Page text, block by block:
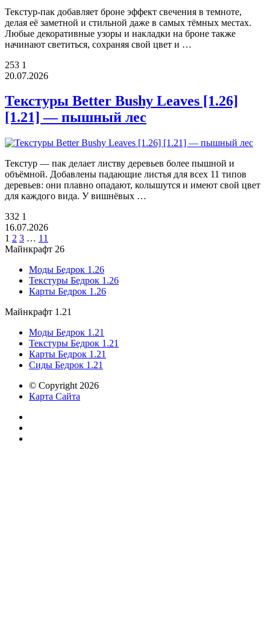
Текстур-пак добавляет броне эффект свечения в темноте,
делая её заметной и стильной даже в самых тёмных местах.
Любые декоративные узоры и накладки на броне также
начинают светиться, сохраняя свой цвет и …
253 1
20.07.2026
Текстуры Better Bushy Leaves [1.26]
[1.21] — пышный лес
Текстур — пак делает листву деревьев более пышной и
объёмной. Добавлены падающие листья для всех 11 типов
деревьев: они плавно опадают, колышутся и имеют свой цвет
для каждого вида. У вишнёвых …
332 1
16.07.2026
1 2 3 … 11
Майнкрафт 26
Моды Бедрок 1.26
Текстуры Бедрок 1.26
Карты Бедрок 1.26
Майнкрафт 1.21
Моды Бедрок 1.21
Текстуры Бедрок 1.21
Карты Бедрок 1.21
Сиды Бедрок 1.21
© Copyright 2026
Карта Сайта